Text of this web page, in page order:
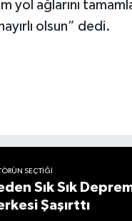
yol ağlarını
olsun” dedi.
SEÇTIĞI
Sık Sık
Şaşırttı